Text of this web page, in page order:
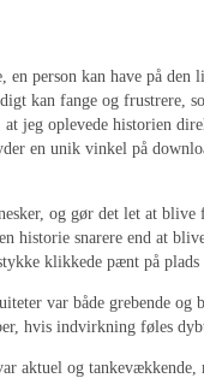
en person kan have på
kan fange og frustrere,
jeg oplevede historien
en unik vinkel på
og gør det let at
historie snarere end at
klikkede pænt på plads
var både grebende
hvis indvirkning føles
aktuel og